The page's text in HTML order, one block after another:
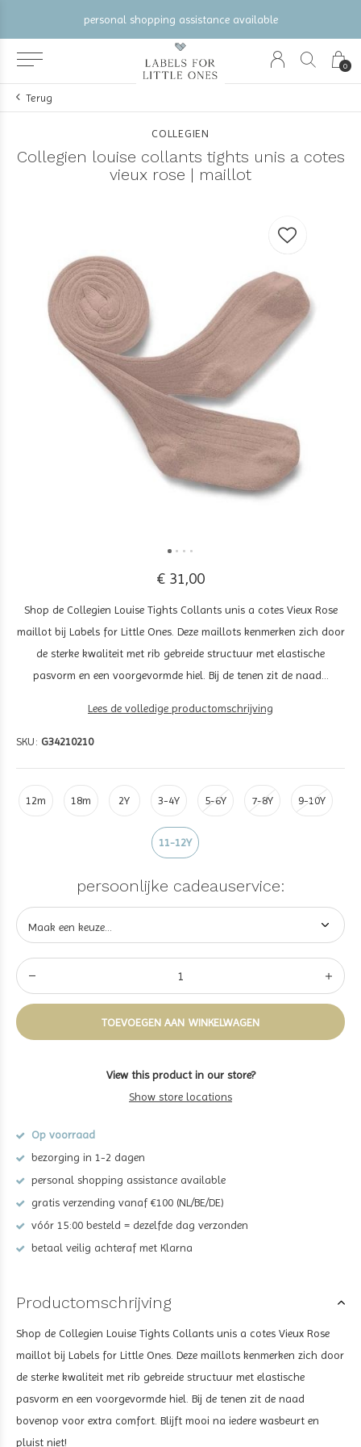
0
personal shopping assistance available
Terug
COLLEGIEN
Collegien louise collants tights unis a cotes
vieux rose | maillot
€ 31,00
Shop de Collegien Louise Tights Collants unis a cotes Vieux Rose
maillot bij Labels for Little Ones. Deze maillots kenmerken zich door
de sterke kwaliteit met rib gebreide structuur met elastische
pasvorm en een voorgevormde hiel. Bij de tenen zit de naad...
Lees de volledige productomschrijving
SKU: G34210210
12m 18m 2Y 3-4Y 5-6Y 7-8Y 9-10Y
11-12Y
persoonlijke cadeauservice:
TOEVOEGEN AAN WINKELWAGEN
View this product in our store?
Show store locations
Op voorraad
bezorging in 1-2 dagen
personal shopping assistance available
gratis verzending vanaf €100 (NL/BE/DE)
vóór 15:00 besteld = dezelfde dag verzonden
betaal veilig achteraf met Klarna
Productomschrijving
Shop de Collegien Louise Tights Collants unis a cotes Vieux Rose
maillot bij Labels for Little Ones. Deze maillots kenmerken zich door
de sterke kwaliteit met rib gebreide structuur met elastische
pasvorm en een voorgevormde hiel. Bij de tenen zit de naad
bovenop voor extra comfort. Blijft mooi na iedere wasbeurt en
pluist niet!